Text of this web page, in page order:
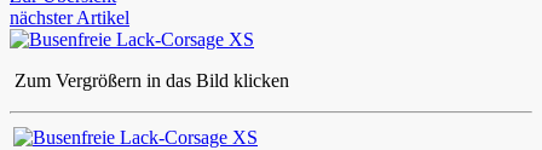
nächster Artikel
Zum Vergrößern in das Bild klicken